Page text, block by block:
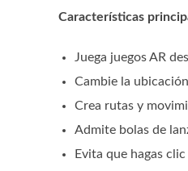
Características
Juega juegos AR
Cambie la
Crea rutas y
Admite bolas de
Evita que hagas